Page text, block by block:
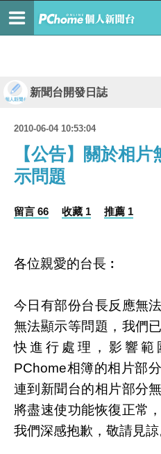
新聞台開發日誌
2010-06-04 10:53:04
【公告】關於相
示問題
留言 66 收藏 1 推薦 1
各位親愛的台長︰
今日有部份台長反應無
無法顯示等問題，我們
快進行處理，影響
PChome相簿的相片部
連到新聞台的相片部分
將盡速使功能恢復正常
我們深感抱歉，敬請見諒